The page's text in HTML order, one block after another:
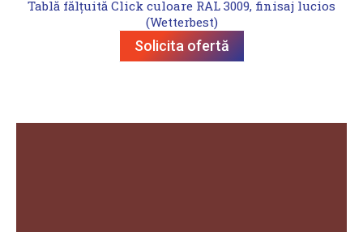
Tablă fălțuită Click culoare RAL 3009, finisaj lucios
(Wetterbest)
Solicita ofertă